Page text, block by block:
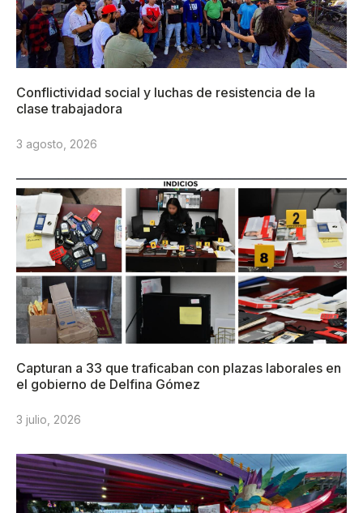
Conflictividad social y luchas de resistencia de la
clase trabajadora
3 agosto, 2026
Capturan a 33 que traficaban con plazas laborales en
el gobierno de Delfina Gómez
3 julio, 2026